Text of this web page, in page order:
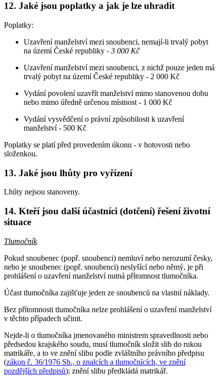
12. Jaké jsou poplatky a jak je lze uhradit
Poplatky:
Uzavření manželství mezi snoubenci, nemají-li trvalý pobyt
na území České republiky - 3 000 Kč
Uzavření manželství mezi snoubenci, z nichž pouze jeden má
trvalý pobyt na území České republiky - 2 000 Kč
Vydání povolení uzavřít manželství mimo stanovenou dobu
nebo mimo úředně určenou místnost - 1 000 Kč
Vydání vysvědčení o právní způsobilosti k uzavření
manželství - 500 Kč
Poplatky se platí před provedením úkonu - v hotovosti nebo
složenkou.
13. Jaké jsou lhůty pro vyřízení
Lhůty nejsou stanoveny.
14. Kteří jsou další účastníci (dotčení) řešení životní
situace
Tlumočník
Pokud snoubenec (popř. snoubenci) nemluví nebo nerozumí česky,
nebo je snoubenec (popř. snoubenci) neslyšící nebo němý, je při
prohlášení o uzavření manželství nutná přítomnost tlumočníka.
Účast tlumočníka zajišťuje jeden ze snoubenců na vlastní náklady.
Bez přítomnosti tlumočníka nelze prohlášení o uzavření manželství
v těchto případech učinit.
Nejde-li o tlumočníka jmenovaného ministrem spravedlnosti nebo
předsedou krajského soudu, musí tlumočník složit slib do rukou
matrikáře, a to ve znění slibu podle zvláštního právního předpisu
(zákon č. 36/1976 Sb., o znalcích a tlumočnících, ve znění
pozdějších předpisů); znění slibu předkládá matrikář.